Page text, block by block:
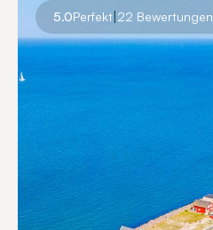
5.0Perfekt|22 Bewertungen